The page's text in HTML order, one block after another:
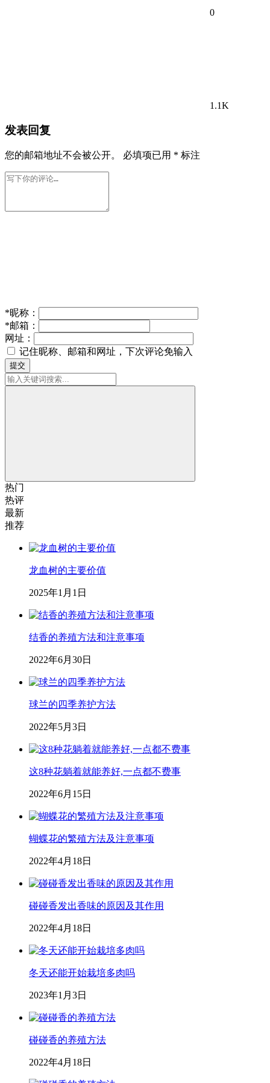
0
1.1K
发表回复
您的邮箱地址不会被公开。 必填项已用 * 标注
*昵称：
*邮箱：
网址：
记住昵称、邮箱和网址，下次评论免输入
提交
热门
热评
最新
推荐
龙血树的主要价值
2025年1月1日
结香的养殖方法和注意事项
2022年6月30日
球兰的四季养护方法
2022年5月3日
这8种花躺着就能养好,一点都不费事
2022年6月15日
蝴蝶花的繁殖方法及注意事项
2022年4月18日
碰碰香发出香味的原因及其作用
2022年4月18日
冬天还能开始栽培多肉吗
2023年1月3日
碰碰香的养殖方法
2022年4月18日